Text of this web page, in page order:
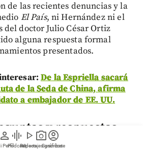
person
Perfil
graphic_eq
Pódcast
play_arrow
Videos
photo_camera
Reportajes gráficos
account_circle
Suscríbete
de las recientes denuncias y la
El País, ni Hernández ni el
del doctor Julio César Ortiz
alguna respuesta formal
presentados.
De la Espriella sacará
de la Seda de China, afirma
a embajador de EE. UU.
y respuestas